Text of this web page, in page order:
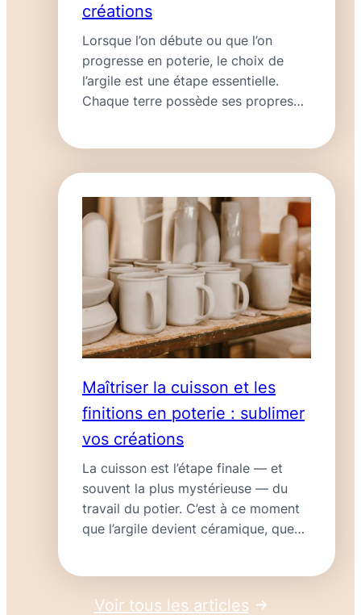
créations
Lorsque l’on débute ou que l’on
progresse en poterie, le choix de
l’argile est une étape essentielle.
Chaque terre possède ses propres
différents
types
d’argile
en
poterie
:
comment
choisir
la
bonne
pour
vos
créations
Maîtriser la cuisson et les
finitions en poterie : sublimer
vos créations
La cuisson est l’étape finale — et
souvent la plus mystérieuse — du
travail du potier. C’est à ce moment
que l’argile devient céramique, que
la
Voir tous les articles